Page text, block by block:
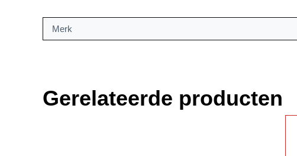
Merk
Gerelateerde producten